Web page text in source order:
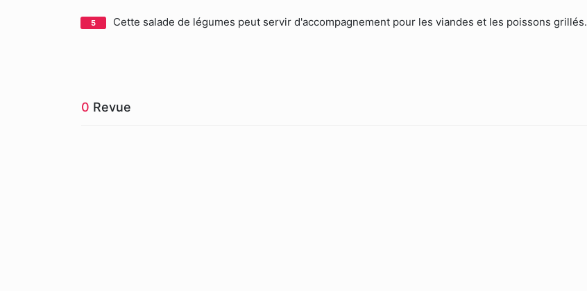
Cette salade de légumes peut servir d'accompagnement pour les viandes et les poissons grillés.
0 Revue